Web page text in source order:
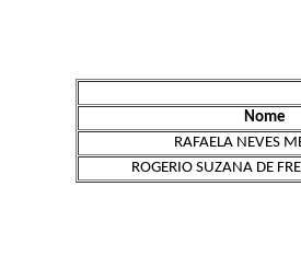
Nome
RAFAELA NEVES
ROGERIO SUZANA DE